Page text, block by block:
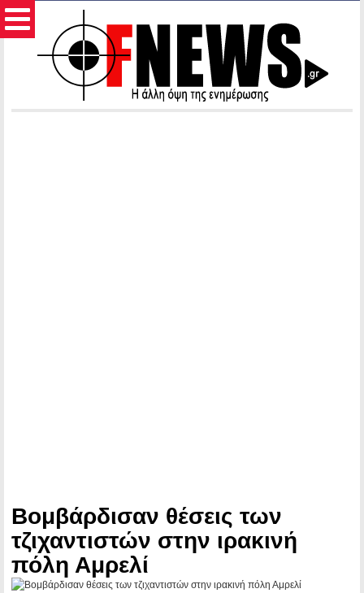
Βομβάρδισαν θέσεις των
τζιχαντιστών στην ιρακινή
πόλη Αμρελί